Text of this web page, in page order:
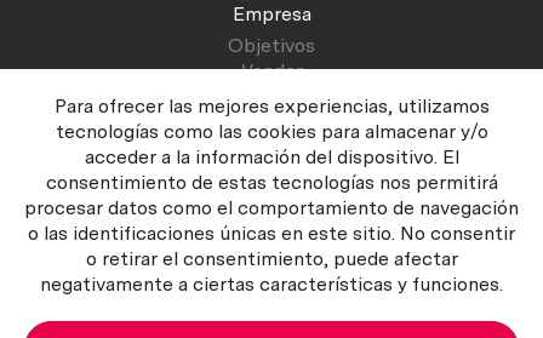
Para ofrecer las mejores experiencias, utilizamos
tecnologías como las cookies para almacenar y/o
acceder a la información del dispositivo. El
consentimiento de estas tecnologías nos permitirá
procesar datos como el comportamiento de navegación
o las identificaciones únicas en este sitio. No consentir
o retirar el consentimiento, puede afectar
negativamente a ciertas características y funciones.
Empresa
Objetivos
Vender
Atención al cliente
Contactar
Manual del vendedor